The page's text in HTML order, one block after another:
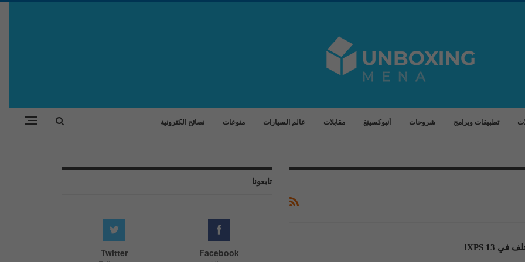
تطبيقات وبرامج شروحات أنبوكسينغ مقابلات عالم السيارات منوعات نصائح الكترونية
تابعونا
Facebook
Twitter